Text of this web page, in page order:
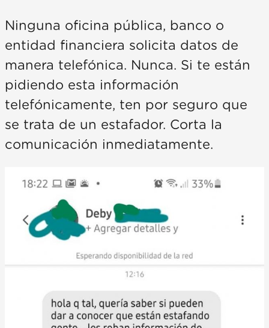
Ninguna oficina pública, banco o
entidad financiera solicita datos de
manera telefónica. Nunca. Si te están
pidiendo esta información
telefónicamente, ten por seguro que
se trata de un estafador. Corta la
comunicación inmediatamente.